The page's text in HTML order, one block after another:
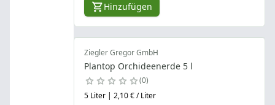
Hinzufügen
Ziegler Gregor GmbH
Plantop Orchideenerde 5 l
0
5 Liter | 2,10 € / Liter